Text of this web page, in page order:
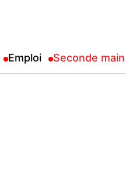
Emploi Seconde main